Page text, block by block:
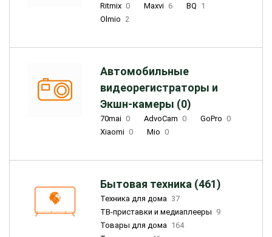
Ritmix 0 Maxvi 6 BQ 1
Olmio 2
Автомобильные
видеорегистраторы и
Экшн-камеры (0)
70mai 0 AdvoCam 0 GoPro 0
Xiaomi 0 Mio 0
Бытовая техника (461)
Техника для дома 37
ТВ-приставки и медиаплееры 9
Товары для дома 164